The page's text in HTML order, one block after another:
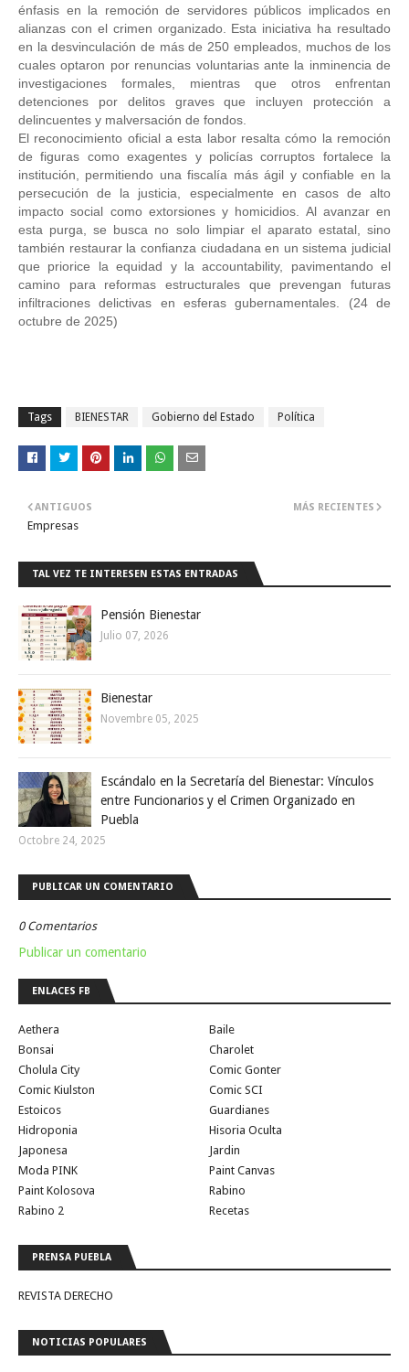
énfasis en la remoción de servidores públicos implicados en
alianzas con el crimen organizado. Esta iniciativa ha resultado
en la desvinculación de más de 250 empleados, muchos de los
cuales optaron por renuncias voluntarias ante la inminencia de
investigaciones formales, mientras que otros enfrentan
detenciones por delitos graves que incluyen protección a
delincuentes y malversación de fondos.
El reconocimiento oficial a esta labor resalta cómo la remoción
de figuras como exagentes y policías corruptos fortalece la
institución, permitiendo una fiscalía más ágil y confiable en la
persecución de la justicia, especialmente en casos de alto
impacto social como extorsiones y homicidios. Al avanzar en
esta purga, se busca no solo limpiar el aparato estatal, sino
también restaurar la confianza ciudadana en un sistema judicial
que priorice la equidad y la accountability, pavimentando el
camino para reformas estructurales que prevengan futuras
infiltraciones delictivas en esferas gubernamentales. (24 de
octubre de 2025)
Tags BIENESTAR Gobierno del Estado Política
MÁS RECIENTES
ANTIGUOS
Empresas
TAL VEZ TE INTERESEN ESTAS ENTRADAS
Pensión Bienestar
Julio 07, 2026
Bienestar
Novembre 05, 2025
Escándalo en la Secretaría del Bienestar: Vínculos
entre Funcionarios y el Crimen Organizado en
Puebla
Octobre 24, 2025
PUBLICAR UN COMENTARIO
0 Comentarios
Publicar un comentario
ENLACES FB
Aethera
Baile
Bonsai
Charolet
Cholula City
Comic Gonter
Comic Kiulston
Comic SCI
Estoicos
Guardianes
Hidroponia
Hisoria Oculta
Japonesa
Jardin
Moda PINK
Paint Canvas
Paint Kolosova
Rabino
Rabino 2
Recetas
PRENSA PUEBLA
REVISTA DERECHO
NOTICIAS POPULARES